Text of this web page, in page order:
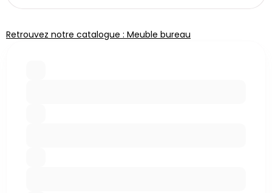
Retrouvez notre catalogue : Meuble bureau